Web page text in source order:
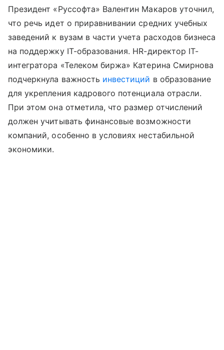
Президент «Руссофта» Валентин Макаров уточнил,
что речь идет о приравнивании средних учебных
заведений к вузам в части учета расходов бизнеса
на поддержку IT-образования. HR-директор IT-
интегратора «Телеком биржа» Катерина Смирнова
подчеркнула важность инвестиций в образование
для укрепления кадрового потенциала отрасли.
При этом она отметила, что размер отчислений
должен учитывать финансовые возможности
компаний, особенно в условиях нестабильной
экономики.